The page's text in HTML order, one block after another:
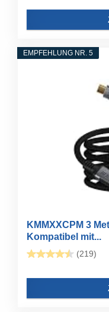
EMPFEHLUNG NR. 5
KMMXXCPM 3
Kompatibel mit...
(219)